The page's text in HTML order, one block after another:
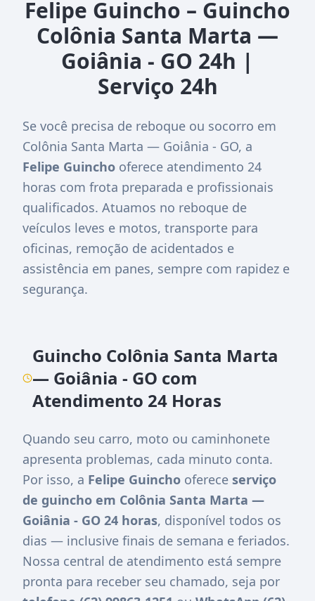
Felipe Guincho – Guincho
Colônia Santa Marta —
Goiânia - GO 24h |
Serviço 24h
Se você precisa de reboque ou socorro em
Colônia Santa Marta — Goiânia - GO, a
Felipe Guincho oferece atendimento 24
horas com frota preparada e profissionais
qualificados. Atuamos no reboque de
veículos leves e motos, transporte para
oficinas, remoção de acidentados e
assistência em panes, sempre com rapidez e
segurança.
Guincho Colônia Santa Marta
— Goiânia - GO com
Atendimento 24 Horas
Quando seu carro, moto ou caminhonete
apresenta problemas, cada minuto conta.
Por isso, a Felipe Guincho oferece serviço
de guincho em Colônia Santa Marta —
Goiânia - GO 24 horas, disponível todos os
dias — inclusive finais de semana e feriados.
Nossa central de atendimento está sempre
pronta para receber seu chamado, seja por